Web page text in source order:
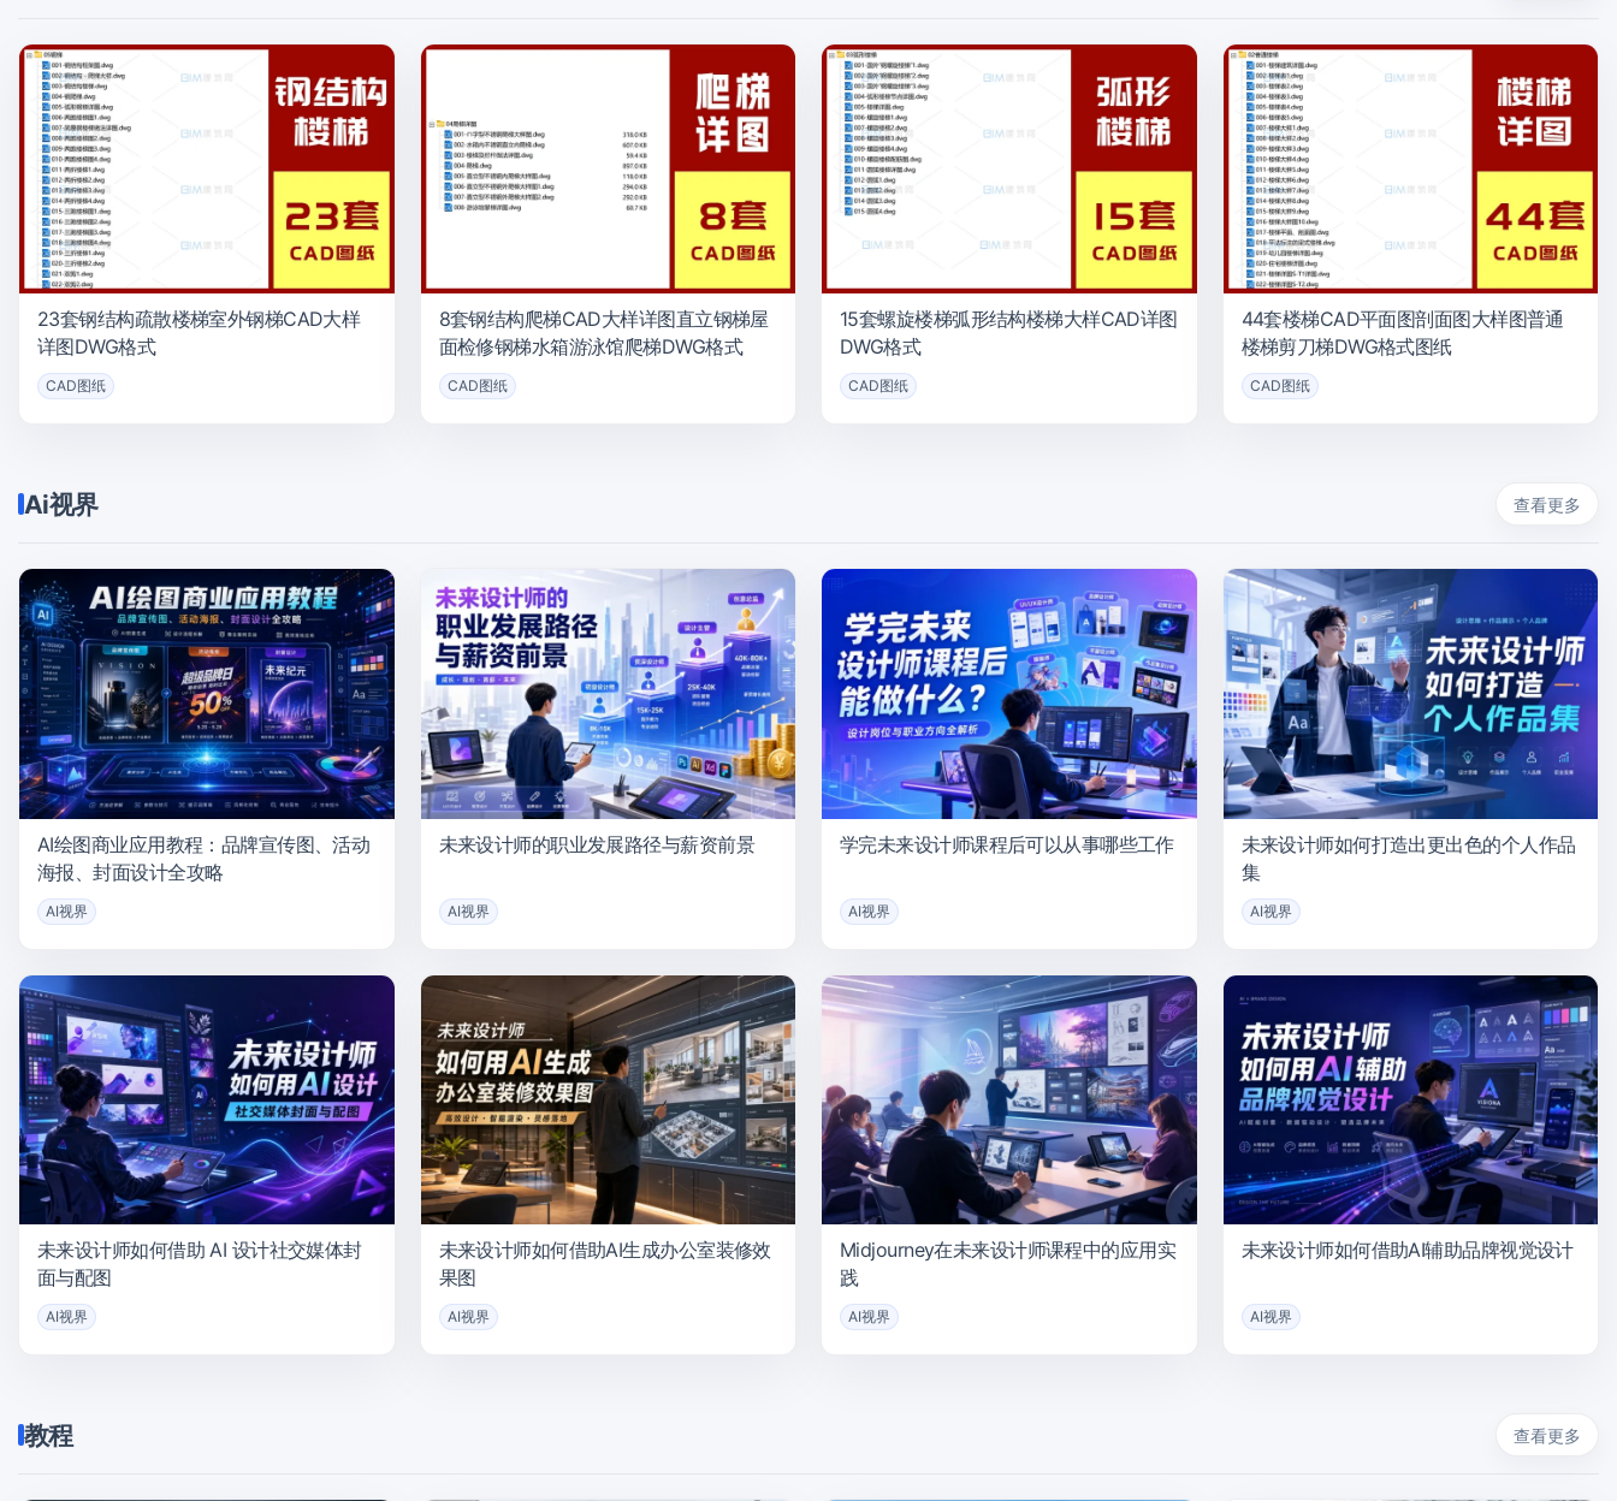
23套钢结构疏散楼梯室外钢梯CAD大样
详图DWG格式
CAD图纸
8套钢结构爬梯CAD大样详图直立钢梯屋
面检修钢梯水箱游泳馆爬梯DWG格式
CAD图纸
15套螺旋楼梯弧形结构楼梯大样CAD详图
DWG格式
CAD图纸
44套楼梯CAD平面图剖面图大样图普通
楼梯剪刀梯DWG格式图纸
CAD图纸
Ai视界 查看更多
AI绘图商业应用教程：品牌宣传图、活动
海报、封面设计全攻略
AI视界
未来设计师的职业发展路径与薪资前景
AI视界
学完未来设计师课程后可以从事哪些工作
AI视界
未来设计师如何打造出更出色的个人作品
集
AI视界
未来设计师如何借助 AI 设计社交媒体封
面与配图
AI视界
未来设计师如何借助AI生成办公室装修效
果图
AI视界
Midjourney在未来设计师课程中的应用实
践
AI视界
未来设计师如何借助AI辅助品牌视觉设计
AI视界
教程 查看更多